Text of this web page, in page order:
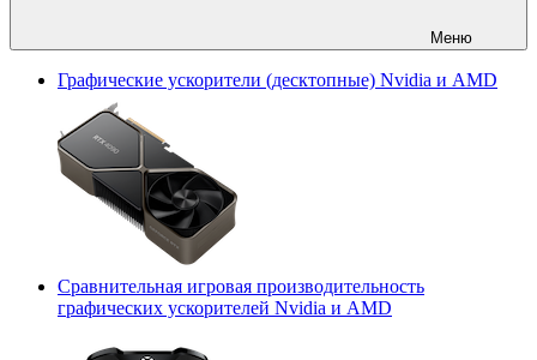
Меню
Графические ускорители (десктопные) Nvidia и AMD
Сравнительная игровая производительность
графических ускорителей Nvidia и AMD